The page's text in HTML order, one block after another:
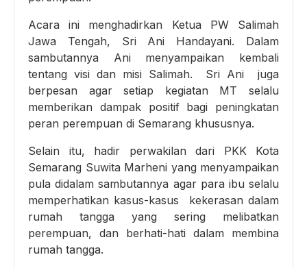
Acara ini menghadirkan Ketua PW Salimah
Jawa Tengah, Sri Ani Handayani. Dalam
sambutannya Ani menyampaikan kembali
tentang visi dan misi Salimah. Sri Ani juga
berpesan agar setiap kegiatan MT selalu
memberikan dampak positif bagi peningkatan
peran perempuan di Semarang khususnya.
Selain itu, hadir perwakilan dari PKK Kota
Semarang Suwita Marheni yang menyampaikan
pula didalam sambutannya agar para ibu selalu
memperhatikan kasus-kasus kekerasan dalam
rumah tangga yang sering melibatkan
perempuan, dan berhati-hati dalam membina
rumah tangga.